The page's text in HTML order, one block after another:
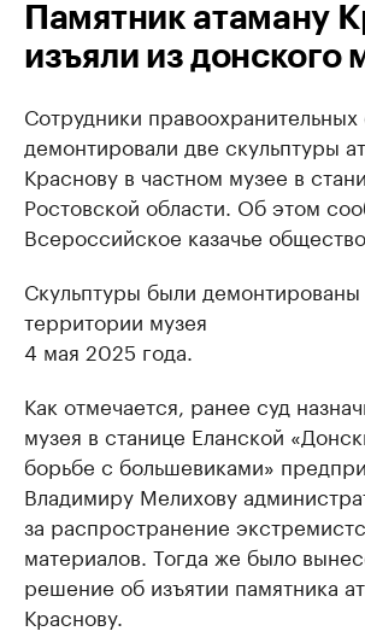
Памятник атаману
изъяли из донского
Сотрудники правоохранительных
демонтировали две скульптуры
Краснову в частном музее в
Ростовской области. Об этом
Всероссийское казачье общество.
Скульптуры были
территории музея
4 мая 2025 года.
Как отмечается, ранее суд
музея в станице Еланской
борьбе с большевиками»
Владимиру Мелихову
за распространение
материалов. Тогда же было
решение об изъятии памятника
Краснову.